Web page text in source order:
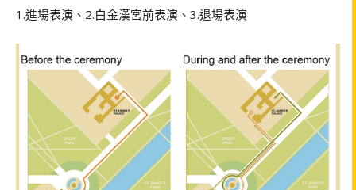
1.進場表演、2.白金漢宮前表演、3.退場表演